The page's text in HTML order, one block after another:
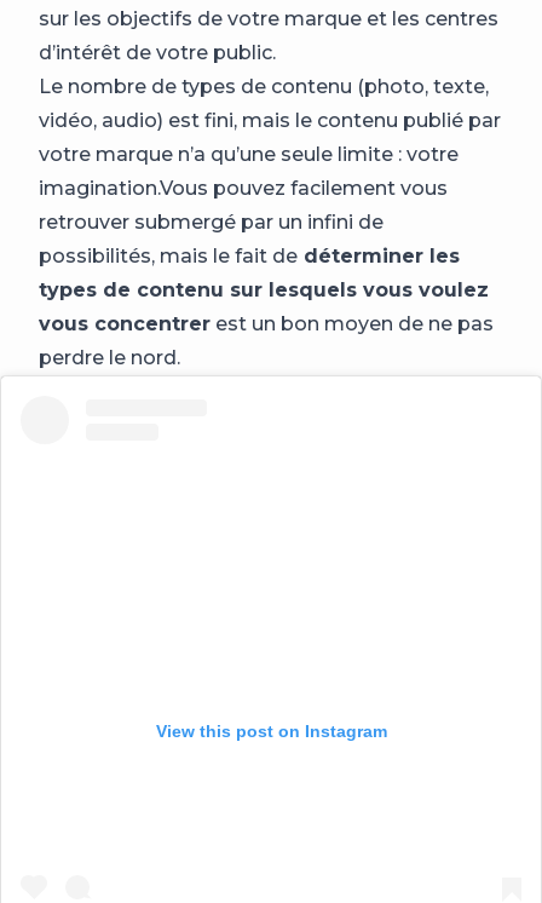
sur les objectifs de votre marque et les centres
d’intérêt de votre public.
Le nombre de types de contenu (photo, texte,
vidéo, audio) est fini, mais le contenu publié par
votre marque n’a qu’une seule limite : votre
imagination.Vous pouvez facilement vous
retrouver submergé par un infini de
possibilités, mais le fait de déterminer les
types de contenu sur lesquels vous voulez
vous concentrer est un bon moyen de ne pas
perdre le nord.
View this post on Instagram